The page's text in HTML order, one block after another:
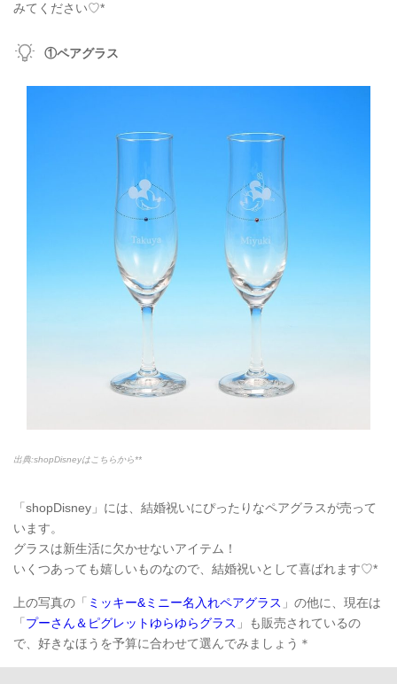
みてください♡*
①ペアグラス
出典:shopDisneyはこちらから**
「shopDisney」には、結婚祝いにぴったりなペアグラスが売って
います。
グラスは新生活に欠かせないアイテム！
いくつあっても嬉しいものなので、結婚祝いとして喜ばれます♡*
上の写真の「 ミッキー&ミニー名入れペアグラス 」の他に、現在は
「 プーさん＆ピグレットゆらゆらグラス 」も販売されているの
で、好きなほうを予算に合わせて選んでみましょう＊